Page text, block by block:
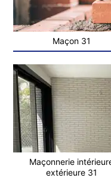
Maçon 31
Maçonnerie
extérieure 31